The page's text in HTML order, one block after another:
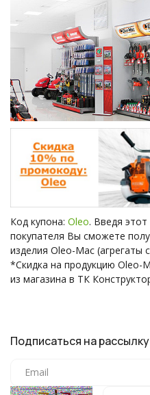
Код купона: Oleo. Введя
покупателя Вы сможете
изделия Oleo-Mac (агрегаты
*Скидка на продукцию Oleo-
из магазина в ТК
Подписаться на